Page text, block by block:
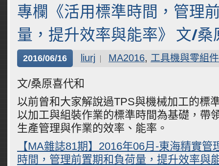
專欄《活用標準時間，管理
量，提升效率與能率》 文/桑
2016/06/16 liurj MA2016, 工具機與零組
文/桑原喜代和
以前曾和大家解說過TPS與機械加工的標
以加工與組裝作業的標準時間為基礎，帶
生產管理與作業的效率、能率。
【MA雜誌81期】2016年06月-東海精實管
時間，管理前置期和負荷量，提升效率與